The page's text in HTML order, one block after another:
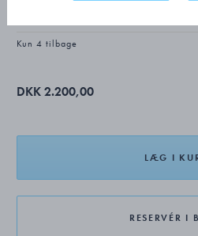
Kun 4 tilbage
DKK 2.200,00
LÆG I
RESERVÉR I